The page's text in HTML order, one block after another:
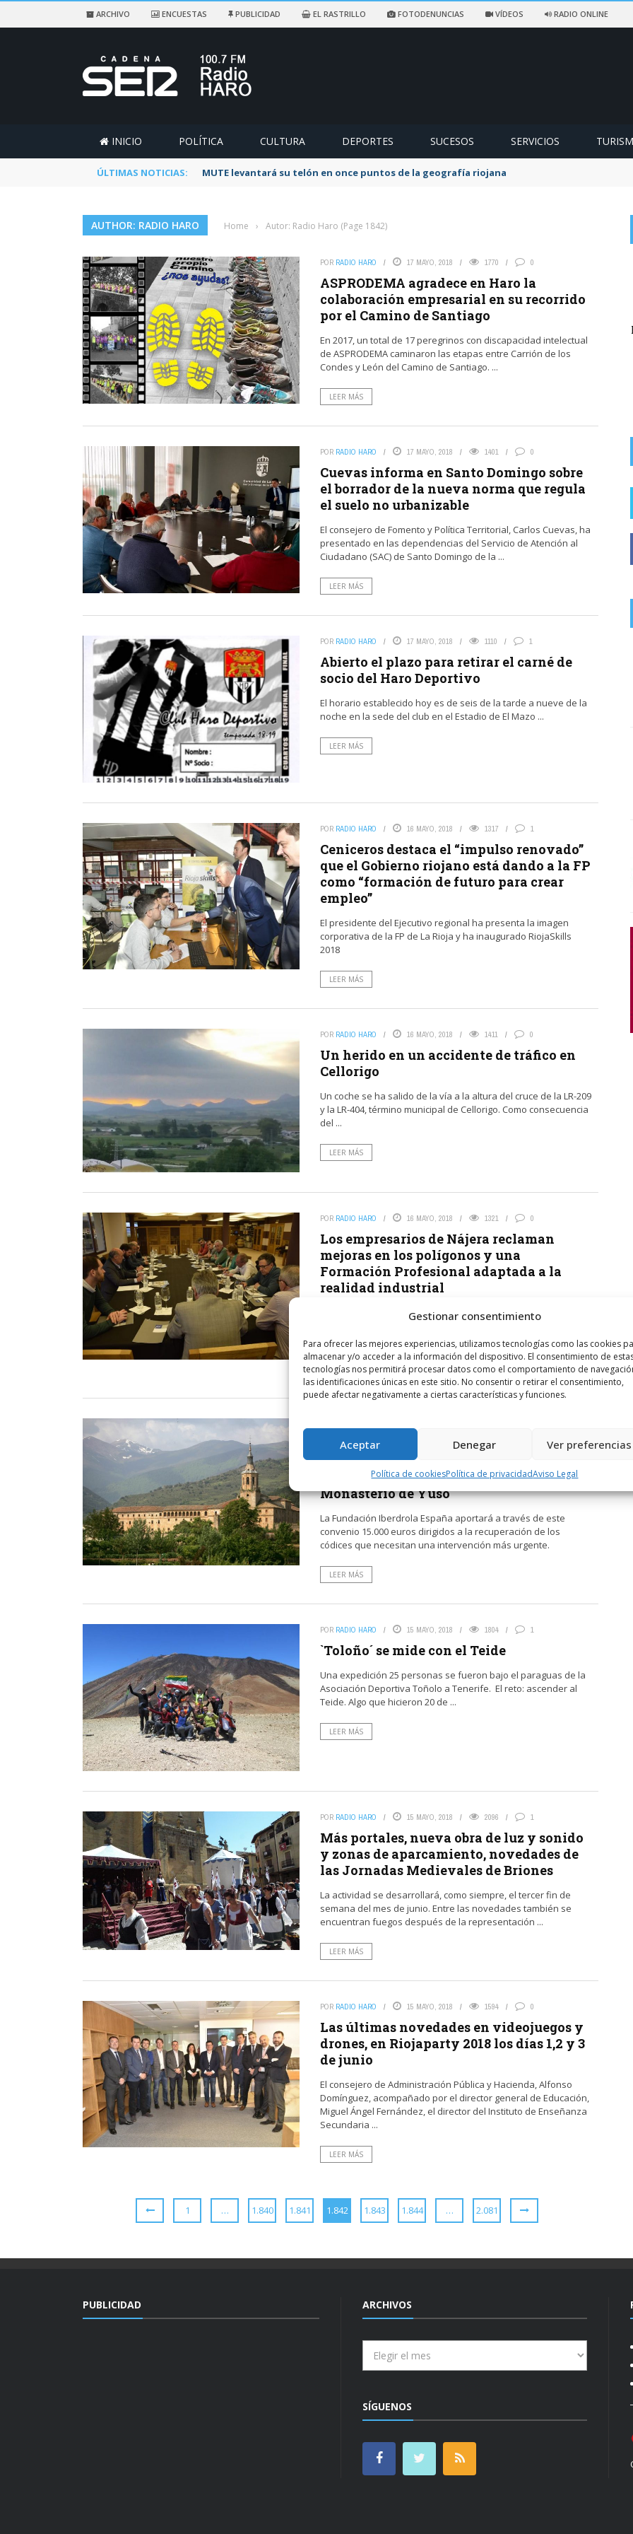
Gestionar consentimiento
Para ofrecer las mejores experiencias, utilizamos tecnologías como las cookies
almacenar y/o acceder a la información del dispositivo. El consentimiento de
tecnologías nos permitirá procesar datos como el comportamiento de
las identificaciones únicas en este sitio. No consentir o retirar el consentimiento,
puede afectar negativamente a ciertas características y funciones.
Aceptar Denegar Ver preferencias
Política de cookiesPolítica de privacidadAviso Legal
ARCHIVO ENCUESTAS PUBLICIDAD EL RASTRILLO FOTODENUNCIAS VÍDEOS RADIO ONLINE
INICIO POLÍTICA CULTURA DEPORTES SUCESOS SERVICIOS
ÚLTIMAS NOTICIAS: Rescatado un ciclista accidentado en un sendero de Ezcaray
AUTHOR: RADIO HARO Home › Autor: Radio Haro (Page 1842)
POR RADIO HARO 17 MAYO, 2018 1770 0
ASPRODEMA agradece en Haro la
colaboración empresarial en su recorrido
por el Camino de Santiago
En 2017, un total de 17 peregrinos con discapacidad intelectual
de ASPRODEMA caminaron las etapas entre Carrión de los
Condes y León del Camino de Santiago. ...
LEER MÁS
POR RADIO HARO 17 MAYO, 2018 1401 0
Cuevas informa en Santo Domingo sobre
el borrador de la nueva norma que regula
el suelo no urbanizable
El consejero de Fomento y Política Territorial, Carlos Cuevas, ha
presentado en las dependencias del Servicio de Atención al
Ciudadano (SAC) de Santo Domingo de la ...
LEER MÁS
POR RADIO HARO 17 MAYO, 2018 1110 1
Abierto el plazo para retirar el carné de
socio del Haro Deportivo
El horario establecido hoy es de seis de la tarde a nueve de la
noche en la sede del club en el Estadio de El Mazo ...
LEER MÁS
POR RADIO HARO 16 MAYO, 2018 1317 1
Ceniceros destaca el “impulso renovado”
que el Gobierno riojano está dando a la FP
como “formación de futuro para crear
empleo”
El presidente del Ejecutivo regional ha presenta la imagen
corporativa de la FP de La Rioja y ha inaugurado RiojaSkills
2018
LEER MÁS
POR RADIO HARO 16 MAYO, 2018 1411 0
Un herido en un accidente de tráfico en
Cellorigo
Un coche se ha salido de la vía a la altura del cruce de la LR-209
y la LR-404, término municipal de Cellorigo. Como consecuencia
del ...
LEER MÁS
POR RADIO HARO 16 MAYO, 2018 1321 0
Los empresarios de Nájera reclaman
mejoras en los polígonos y una
Formación Profesional adaptada a la
realidad industrial
La FER ha celebrado una reunión con empresas de Nájera de
encuentros en cabeceras de comarca que ...
LEER MÁS
La Fundación San Millán e Iberdrola
renuevan su colaboración para recuperar
parte de los fondos de la Biblioteca del
Monasterio de Yuso
La Fundación Iberdrola España aportará a través de este
convenio 15.000 euros dirigidos a la recuperación de los
códices que necesitan una intervención más urgente.
LEER MÁS
POR RADIO HARO 15 MAYO, 2018 1804 1
`Toloño´ se mide con el Teide
Una expedición 25 personas se fueron bajo el paraguas de la
Asociación Deportiva Toñolo a Tenerife. El reto: ascender al
Teide. Algo que hicieron 20 de ...
LEER MÁS
POR RADIO HARO 15 MAYO, 2018 2096 1
Más portales, nueva obra de luz y sonido
y zonas de aparcamiento, novedades de
las Jornadas Medievales de Briones
La actividad se desarrollará, como siempre, el tercer fin de
semana del mes de junio. Entre las novedades también se
encuentran fuegos después de la representación ...
LEER MÁS
POR RADIO HARO 15 MAYO, 2018 1594 0
Las últimas novedades en videojuegos y
drones, en Riojaparty 2018 los días 1,2 y 3
de junio
El consejero de Administración Pública y Hacienda, Alfonso
Domínguez, acompañado por el director general de Educación,
Miguel Ángel Fernández, el director del Instituto de Enseñanza
Secundaria ...
LEER MÁS
1 … 1.840 1.841 1.842 1.843 1.844 … 2.081
Lo que queda del Psoe a lo suyo. La lio yo y la culpa de los ...
El Partido Popular denuncia «un nuevo abuso»
recaudación de ...
PUBLICIDAD ARCHIVOS
SÍGUENOS